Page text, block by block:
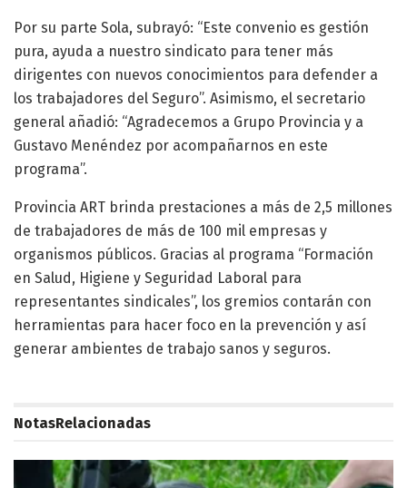
Por su parte Sola, subrayó: “Este convenio es gestión
pura, ayuda a nuestro sindicato para tener más
dirigentes con nuevos conocimientos para defender a
los trabajadores del Seguro”. Asimismo, el secretario
general añadió: “Agradecemos a Grupo Provincia y a
Gustavo Menéndez por acompañarnos en este
programa”.
Provincia ART brinda prestaciones a más de 2,5 millones
de trabajadores de más de 100 mil empresas y
organismos públicos. Gracias al programa “Formación
en Salud, Higiene y Seguridad Laboral para
representantes sindicales”, los gremios contarán con
herramientas para hacer foco en la prevención y así
generar ambientes de trabajo sanos y seguros.
NotasRelacionadas